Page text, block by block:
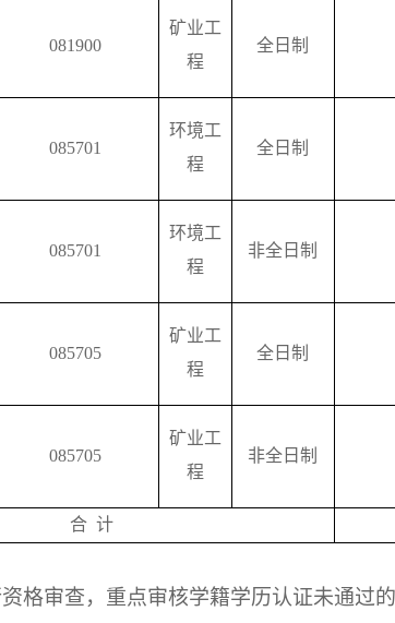
081900
矿业工
程
全日制
085701
环境工
程
全日制
085701
环境工
程
非全日制
085705
矿业工
程
全日制
085705
矿业工
程
非全日制
合 计
格审查，重点审核学籍学历认证未通过